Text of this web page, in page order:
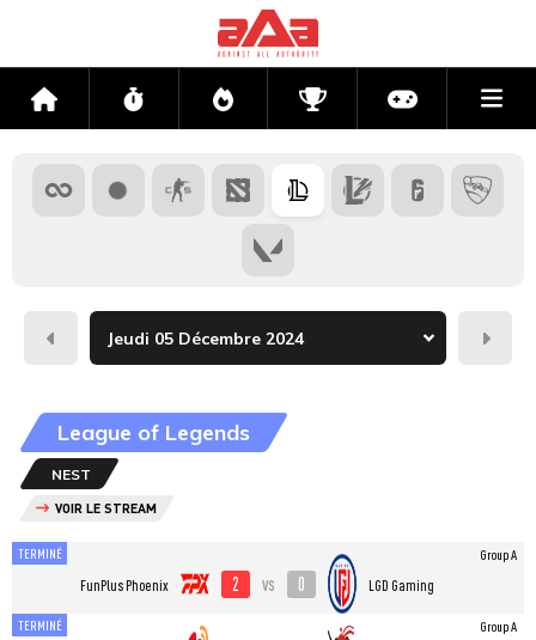
Accueil Flux Directs CompétitionsActu jeux
Hier
League of Legends
NEST
VOIR LE STREAM
TERMINÉ
FunPlus Phoenix 2 vs 0 LGD Gaming
Group A
TERMINÉ Group A